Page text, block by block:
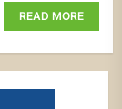
READ MORE